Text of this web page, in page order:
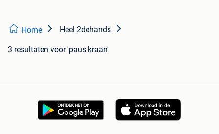
Home Heel 2dehands
3 resultaten voor 'paus kraan'